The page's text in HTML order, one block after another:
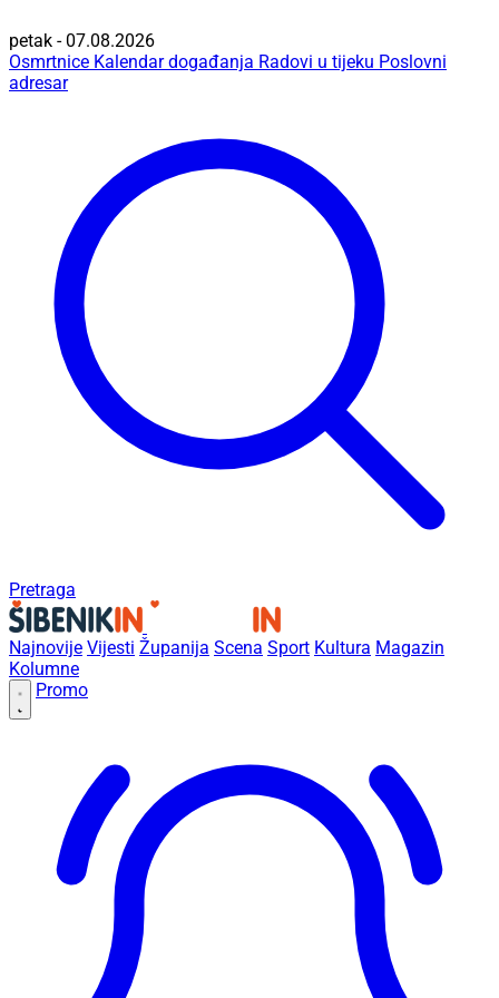
petak - 07.08.2026
Osmrtnice Kalendar događanja Radovi u tijeku Poslovni
adresar
Pretraga
Najnovije Vijesti Županija Scena Sport Kultura Magazin
Kolumne
Promo